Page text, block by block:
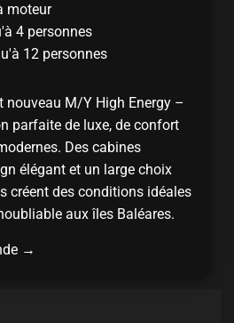
moteur
4 personnes
12 personnes
nouveau M/Y High Energy –
parfaite de luxe, de confort
Des cabines
élégant et un large choix
créent des conditions idéales
aux îles Baléares.
→